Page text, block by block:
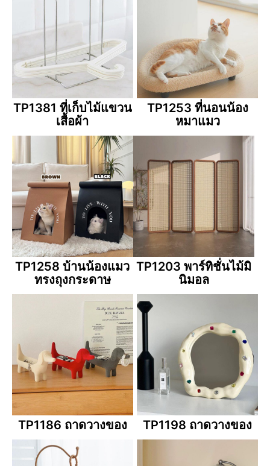
TP1381 ที่เก็บไม้แขวน
เสื้อผ้า
TP1253 ที่นอนน้อง
หมาแมว
TP1258 บ้านน้องแมว
ทรงถุงกระดาษ
TP1203 พาร์ทิชั่นไม้มิ
นิมอล
TP1186 ถาดวางของ TP1198 ถาดวางของ